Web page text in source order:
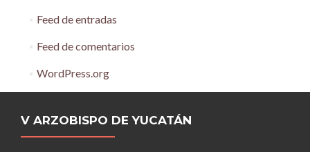
Feed de entradas
Feed de comentarios
WordPress.org
V ARZOBISPO DE YUCATÁN